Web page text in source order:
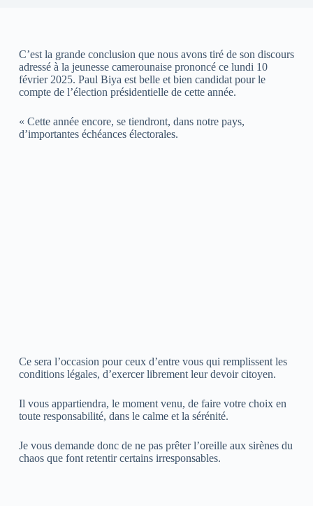
C’est la grande conclusion que nous avons tiré de son discours
adressé à la jeunesse camerounaise prononcé ce lundi 10
février 2025. Paul Biya est belle et bien candidat pour le
compte de l’élection présidentielle de cette année.
« Cette année encore, se tiendront, dans notre pays,
d’importantes échéances électorales.
Ce sera l’occasion pour ceux d’entre vous qui remplissent les
conditions légales, d’exercer librement leur devoir citoyen.
Il vous appartiendra, le moment venu, de faire votre choix en
toute responsabilité, dans le calme et la sérénité.
Je vous demande donc de ne pas prêter l’oreille aux sirènes du
chaos que font retentir certains irresponsables.